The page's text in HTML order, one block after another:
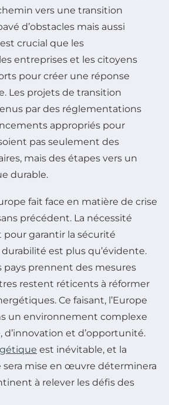
vers une transition
d’obstacles mais aussi
crucial que les
entreprises et les citoyens
pour créer une réponse
Les projets de transition
par des réglementations
appropriés pour
pas seulement des
mais des étapes vers un
durable.
fait face en matière de crise
précédent. La nécessité
pour garantir la sécurité
est plus qu’évidente.
pays prennent des mesures
restent réticents à réformer
Ce faisant, l’Europe
un environnement complexe
d’innovation et d’opportunité.
est inévitable, et la
sera mise en œuvre déterminera
à relever les défis des